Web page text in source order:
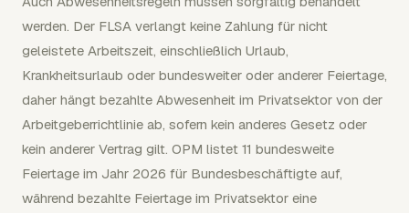
werden. Der FLSA verlangt keine Zahlung für nicht
geleistete Arbeitszeit, einschließlich Urlaub,
Krankheitsurlaub oder bundesweiter oder anderer Feiertage,
daher hängt bezahlte Abwesenheit im Privatsektor von der
Arbeitgeberrichtlinie ab, sofern kein anderes Gesetz oder
kein anderer Vertrag gilt. OPM listet 11 bundesweite
Feiertage im Jahr 2026 für Bundesbeschäftigte auf,
während bezahlte Feiertage im Privatsektor eine